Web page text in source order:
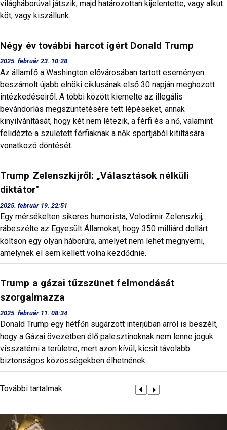
világháborúval játszik, majd határozottan kijelentette, vagy alkut
köt, vagy kiszállunk.
Négy év további harcot ígért Donald Trump
2025. február 23. 10:28
Az államfő a Washington elővárosában tartott eseményen
beszámolt újabb elnöki ciklusának első 30 napján meghozott
intézkedéseiről. A többi között kiemelte az illegális
bevándorlás megszüntetésére tett lépéseket, annak
kinyilvánítását, hogy két nem létezik, a férfi és a nő, valamint
felidézte a született férfiaknak a nők sportjából kitiltására
vonatkozó döntését.
Trump Zelenszkijről: „Választások nélküli
diktátor"
2025. február 19. 22:51
Egy mérsékelten sikeres humorista, Volodimir Zelenszkij,
rábeszélte az Egyesült Államokat, hogy 350 milliárd dollárt
költsön egy olyan háborúra, amelyet nem lehet megnyerni,
amelynek el sem kellett volna kezdődnie.
Trump a gázai tűzszünet felmondását
szorgalmazza
2025. február 11. 08:34
Donald Trump egy hétfőn sugárzott interjúban arról is beszélt,
hogy a Gázai övezetben élő palesztinoknak nem lenne joguk
visszatérni a területre, mert azon kívül, kicsit távolabb
biztonságos közösségekben élhetnének.
További tartalmak: